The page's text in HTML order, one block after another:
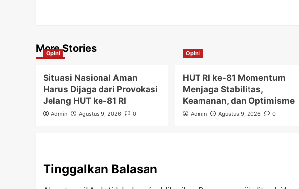
More Stories
Opini
Situasi Nasional Aman
Harus Dijaga dari Provokasi
Jelang HUT ke-81 RI
Admin Agustus 9, 2026 0
Opini
HUT RI ke-81 Momentum
Menjaga Stabilitas,
Keamanan, dan Optimisme
Admin Agustus 9, 2026 0
Tinggalkan Balasan